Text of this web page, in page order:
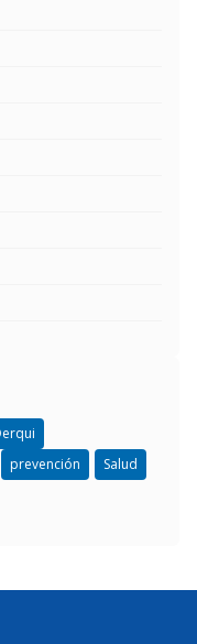
prevención
Salud